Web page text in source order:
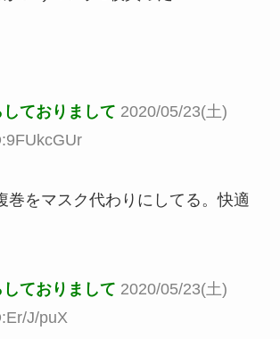
ておりまして 2020/05/23(土)
巻をマスク代わりにしてる。快適
ておりまして 2020/05/23(土)
J/puX